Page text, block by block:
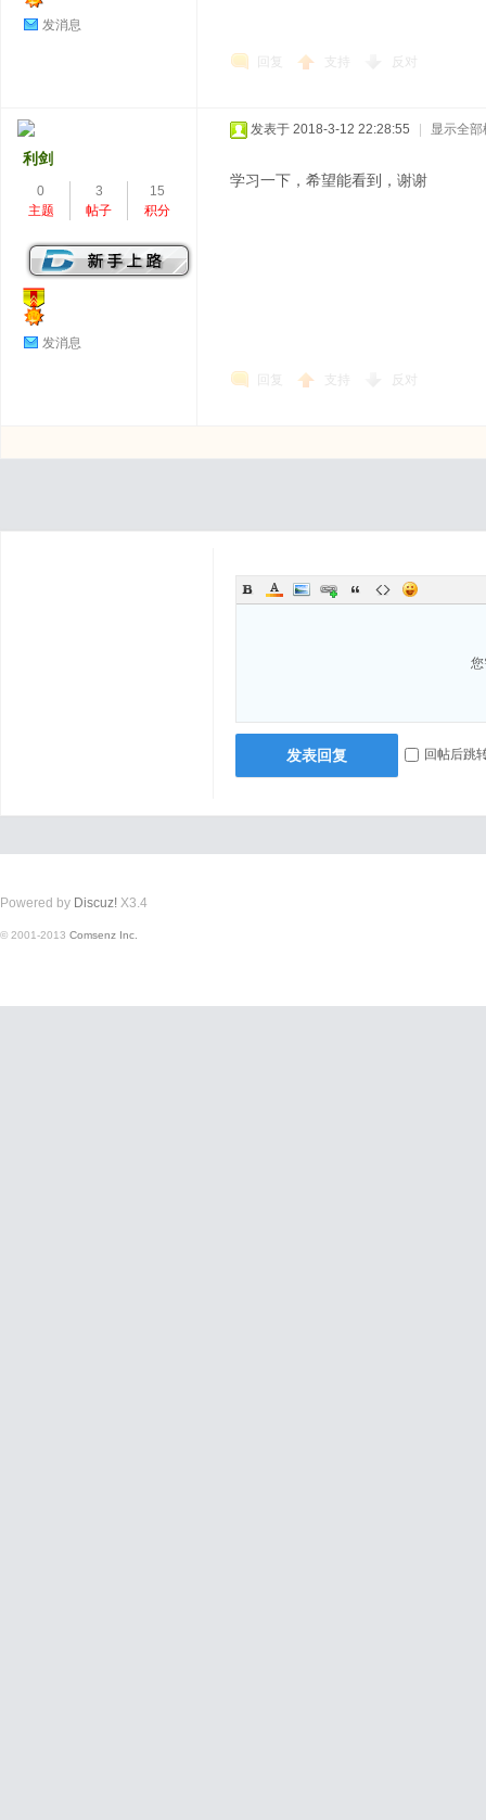
发消息
回复 支持 反对
利剑
0
主题
3
帖子
15
积分
发消息
发表于 2018-3-12 22:28:55 显示全部
学习一下，希望能看到，谢谢
回复 支持 反对
发表回复 回帖后跳
Powered by Discuz! X3.4
© 2001-2013 Comsenz Inc.